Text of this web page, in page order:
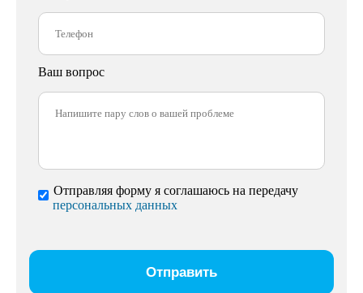
Ваш вопрос
Отправляя форму я соглашаюсь на передачу
персональных данных